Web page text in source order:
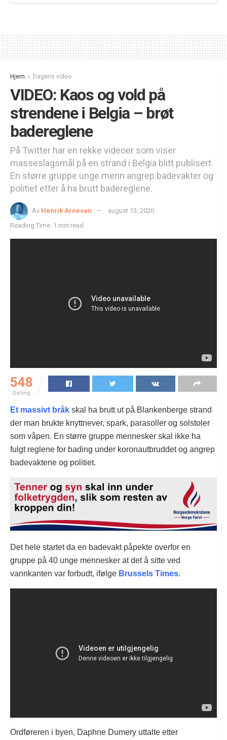
Hjem Dagens video
VIDEO: Kaos og vold på
strendene i Belgia – brøt
badereglene
På Twitter har en rekke videoer som viser
masseslagsmål på en strand i Belgia blitt publisert
En større gruppe unge menn angrep badevakter og
politiet etter å ha brutt badereglene.
Av Henrik Arnesen
august 13, 2020
Reading Time: 1 min read
548
Deling
Et massivt bråk skal ha brutt ut på Blankenberge strand
der man brukte knyttnever, spark, parasoller og solstoler
som våpen. En større gruppe mennesker skal ikke ha
fulgt reglene for bading under koronautbruddet og angrep
badevaktene og politiet.
Det hele startet da en badevakt påpekte overfor en
gruppe på 40 unge mennesker at det å sitte ved
vannkanten var forbudt, ifølge Brussels Times.
Ordføreren i byen, Daphne Dumery uttalte etter